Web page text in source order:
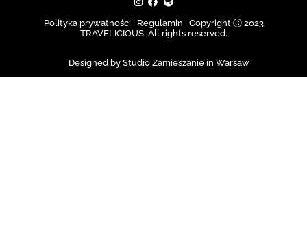
Polityka prywatności | Regulamin | Copyright Ⓒ 2023
TRAVELICIOUS. All rights reserved.
Designed by Studio Zamieszanie in Warsaw